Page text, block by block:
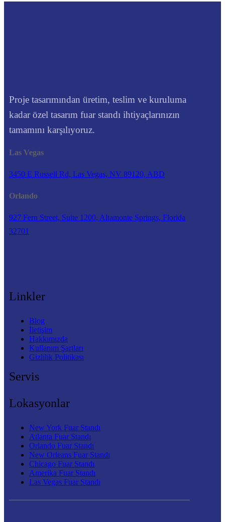
Proje tasarımından üretim, teslim ve kuruluma
kadar özel tasarım fuar standı ihtiyaçlarınızın
tamamını karşılıyoruz.
Las Vegas
3450 E Russell Rd, Las Vegas, NV 89120, ABD
Orlando
927 Fern Street, Suite 1200, Altamonte Springs, Florida
32701
Linkler
Blog
İletişim
Hakkımızda
Kullanım Şartları
Gizlilik Politikası
Servis
Lokasyonlar
New York Fuar Standı
Atlanta Fuar Standı
Orlando Fuar Standı
New Orleans Fuar Standı
Chicago Fuar Standı
Amerika Fuar Standı
Las Vegas Fuar Standı